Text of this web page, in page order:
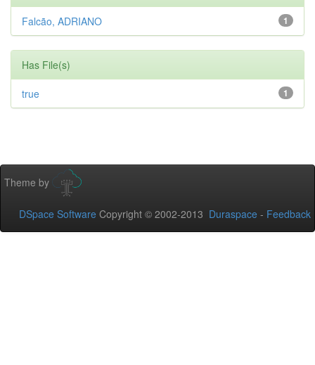
1
Falcão, ADRIANO
Has File(s)
1
true
Theme by
DSpace Software Copyright © 2002-2013 Duraspace - Feedback